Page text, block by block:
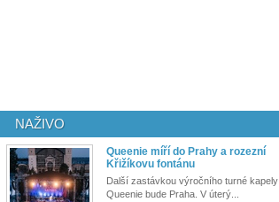
NAŽIVO
Queenie míří do Prahy a rozezní
Křižíkovu fontánu
Další zastávkou výročního turné kapely
Queenie bude Praha. V úterý...